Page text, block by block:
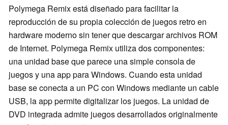
Polymega Remix está diseñado para facilitar la
reproducción de su propia colección de juegos retro en
hardware moderno sin tener que descargar archivos ROM
de Internet. Polymega Remix utiliza dos componentes:
una unidad base que parece una simple consola de
juegos y una app para Windows. Cuando esta unidad
base se conecta a un PC con Windows mediante un cable
USB, la app permite digitalizar los juegos. La unidad de
DVD integrada admite juegos desarrollados originalmente